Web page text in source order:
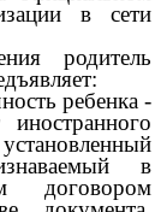
в сети
родитель
ребенка -
в
договором